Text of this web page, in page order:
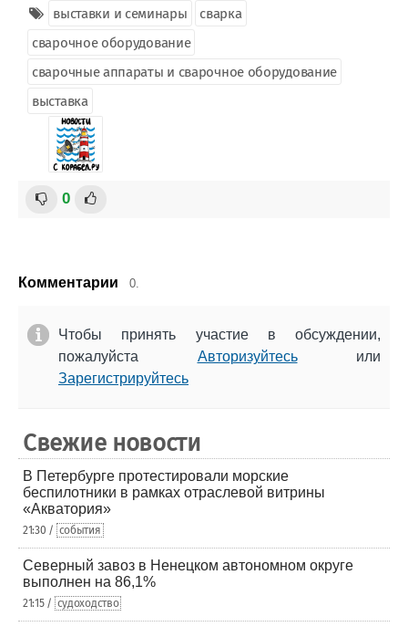
выставки и семинары
сварка
сварочное оборудование
сварочные аппараты и сварочное оборудование
выставка
0
Комментарии 0.
Чтобы принять участие в обсуждении,
пожалуйста Авторизуйтесьили
Зарегистрируйтесь
Свежие новости
В Петербурге протестировали морские
беспилотники в рамках отраслевой витрины
«Акватория»
21:30 / события
Северный завоз в Ненецком автономном округе
выполнен на 86,1%
21:15 / судоходство